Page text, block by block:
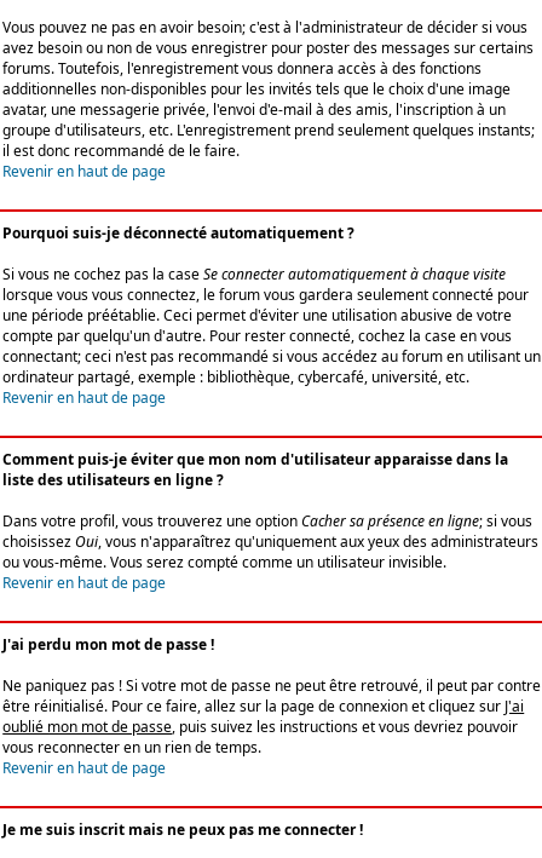
Vous pouvez ne pas en avoir besoin; c'est à l'administrateur de décider si vous
avez besoin ou non de vous enregistrer pour poster des messages sur certains
forums. Toutefois, l'enregistrement vous donnera accès à des fonctions
additionnelles non-disponibles pour les invités tels que le choix d'une image
avatar, une messagerie privée, l'envoi d'e-mail à des amis, l'inscription à un
groupe d'utilisateurs, etc. L'enregistrement prend seulement quelques instants;
il est donc recommandé de le faire.
Revenir en haut de page
Pourquoi suis-je déconnecté automatiquement ?
Si vous ne cochez pas la caseSe connecter automatiquement à chaque visite
lorsque vous vous connectez, le forum vous gardera seulement connecté pour
une période préétablie. Ceci permet d'éviter une utilisation abusive de votre
compte par quelqu'un d'autre. Pour rester connecté, cochez la case en vous
connectant; ceci n'est pas recommandé si vous accédez au forum en utilisant un
ordinateur partagé, exemple : bibliothèque, cybercafé, université, etc.
Revenir en haut de page
Comment puis-je éviter que mon nom d'utilisateur apparaisse dans la
liste des utilisateurs en ligne ?
Dans votre profil, vous trouverez une optionCacher sa présence en ligne; si vous
choisissezOui, vous n'apparaîtrez qu'uniquement aux yeux des administrateurs
ou vous-même. Vous serez compté comme un utilisateur invisible.
Revenir en haut de page
J'ai perdu mon mot de passe !
Ne paniquez pas ! Si votre mot de passe ne peut être retrouvé, il peut par contre
être réinitialisé. Pour ce faire, allez sur la page de connexion et cliquez sur J'ai
oublié mon mot de passe, puis suivez les instructions et vous devriez pouvoir
vous reconnecter en un rien de temps.
Revenir en haut de page
Je me suis inscrit mais ne peux pas me connecter !